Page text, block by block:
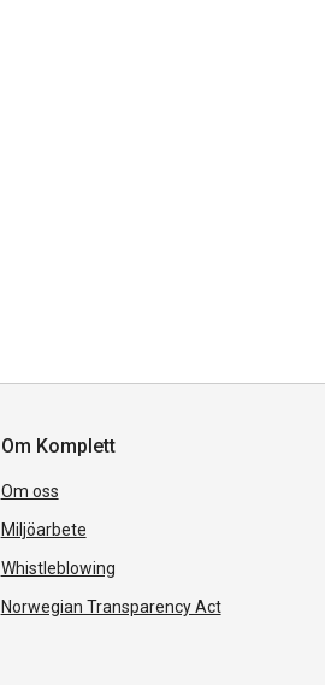
Om Komplett
Om oss
Miljöarbete
Whistleblowing
Norwegian Transparency Act